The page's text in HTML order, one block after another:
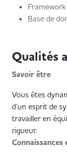
Base de
Qualités
Savoir être
Vous êtes
d’un esprit de
travailler en
rigueur.